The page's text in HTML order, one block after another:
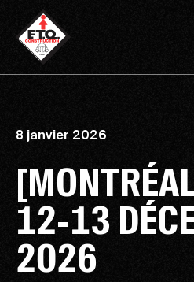
8 janvier 2026
12-13
2026